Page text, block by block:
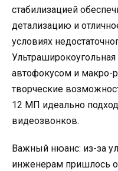
стабилизацией
детализацию и
условиях
автофокусом и
творческие
12 МП идеально
видеозвонков.
Важный нюанс: из-за
инженерам пришлось